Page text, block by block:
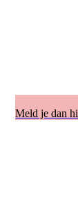
Meld je dan